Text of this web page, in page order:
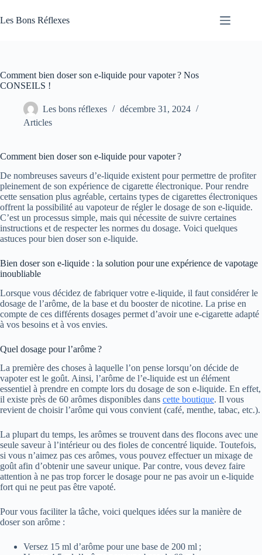
au
contenu
Les Bons Réflexes
Comment bien doser son e-liquide pour vapoter ? Nos
CONSEILS !
Les bons réflexes
décembre 31, 2024
Articles
Comment bien doser son e-liquide pour vapoter ?
De nombreuses saveurs d’e-liquide existent pour permettre de profiter
pleinement de son expérience de cigarette électronique. Pour rendre
cette sensation plus agréable, certains types de cigarettes électroniques
offrent la possibilité au vapoteur de régler le dosage de son e-liquide.
C’est un processus simple, mais qui nécessite de suivre certaines
instructions et de respecter les normes du dosage. Voici quelques
astuces pour bien doser son e-liquide.
Bien doser son e-liquide : la solution pour une expérience de vapotage
inoubliable
Lorsque vous décidez de fabriquer votre e-liquide, il faut considérer le
dosage de l’arôme, de la base et du booster de nicotine. La prise en
compte de ces différents dosages permet d’avoir une e-cigarette adapté
à vos besoins et à vos envies.
Quel dosage pour l’arôme ?
La première des choses à laquelle l’on pense lorsqu’on décide de
vapoter est le goût. Ainsi, l’arôme de l’e-liquide est un élément
essentiel à prendre en compte lors du dosage de son e-liquide. En effet,
il existe près de 60 arômes disponibles dans cette boutique. Il vous
revient de choisir l’arôme qui vous convient (café, menthe, tabac, etc.).
La plupart du temps, les arômes se trouvent dans des flocons avec une
seule saveur à l’intérieur ou des fioles de concentré liquide. Toutefois,
si vous n’aimez pas ces arômes, vous pouvez effectuer un mixage de
goût afin d’obtenir une saveur unique. Par contre, vous devez faire
attention à ne pas trop forcer le dosage pour ne pas avoir un e-liquide
fort qui ne peut pas être vapoté.
Pour vous faciliter la tâche, voici quelques idées sur la manière de
doser son arôme :
Versez 15 ml d’arôme pour une base de 200 ml ;